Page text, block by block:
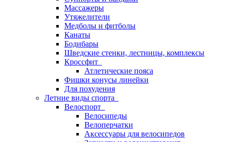
Массажеры
Утяжелители
Медболы и фитболы
Канаты
Бодибары
Шведские стенки, лестницы, комплексы
Кроссфит
Атлетические пояса
Фишки конусы линейки
Для похудения
Летние виды спорта
Велоспорт
Велосипеды
Велоперчатки
Аксессуары для велосипедов